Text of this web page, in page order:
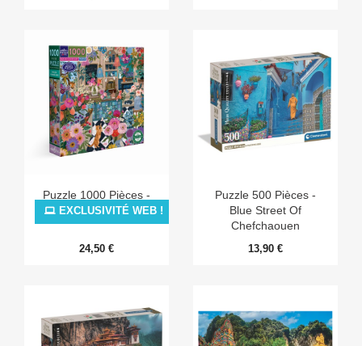
Puzzle 1000 Pièces -
English Flower Shop
24,50 €
EXCLUSIVITÉ WEB !
Puzzle 500 Pièces -
Blue Street Of
Chefchaouen
13,90 €